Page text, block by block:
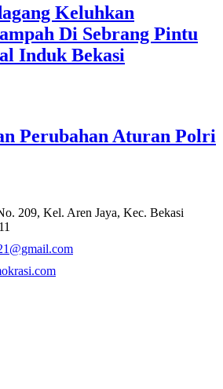
Keluhkan
Di Sebrang Pintu
Induk Bekasi
Perubahan Aturan Polri
209, Kel. Aren Jaya, Kec. Bekasi